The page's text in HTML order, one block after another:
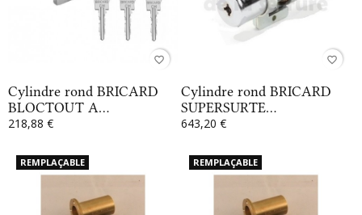
favorite_border
Cylindre rond BRICARD
BLOCTOUT A...
218,88 €
favorite_border
Cylindre rond BRICARD
SUPERSURTE...
643,20 €
REMPLAÇABLE REMPLAÇABLE